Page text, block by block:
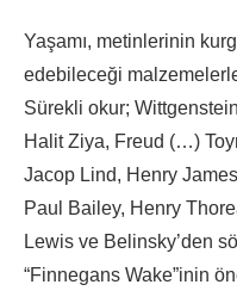
Yaşamı, metinlerinin
edebileceği
Sürekli okur;
Halit Ziya, Freud (…)
Jacop Lind, Henry
Paul Bailey, Henry
Lewis ve Belinsky’den
“Finnegans Wake”inin